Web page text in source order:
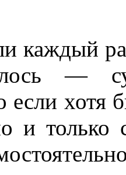
каждый
—
если хотя
и только